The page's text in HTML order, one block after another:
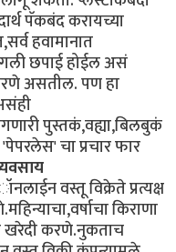
पॅकबंद करायच्या
हवामानात
छपाई होईल असं
असतील. पण हा
पुस्तकं,वह्या,बिलबुकं
चा प्रचार फार
वस्तू विक्रेते प्रत्यक्ष
किराणा
करणे.नुकताच